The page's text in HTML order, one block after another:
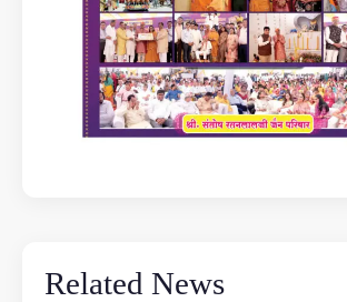
Related News